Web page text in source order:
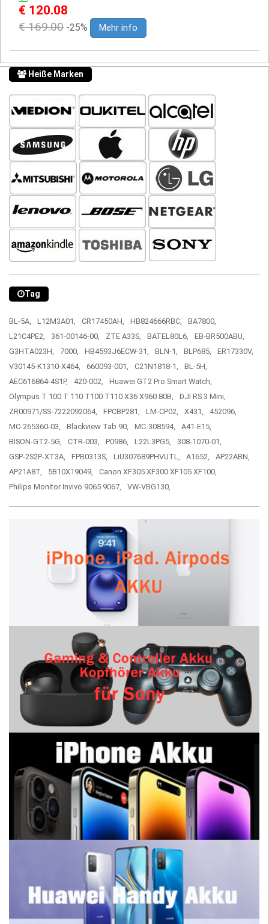
€ 120.08
€ 169.00 -25% Mehr info
Heiße Marken
Tag
BL-5A, L12M3A01, CR17450AH, HB824666RBC,
BA7800,
L21C4PE2,
361-00146-00, ZTE A33S, BATEL80L6,
EB-BR500ABU,
G3HTA023H,
7000, HB4593J6ECW-31, BLN-1, BLP685,
ER17330V,
V30145-K1310-X464,
660093-001, C21N1818-1,
BL-5H,
AEC616864-4S1P,
420-002,
Huawei GT2 Pro Smart Watch,
Olympus T 100 T 110 T100 T110 X36 X960 80B,
DJI RS 3 Mini,
ZR00971/SS-7222092064,
FPCBP281, LM-CP02, X431,
452096,
MC-265360-03,
Blackview Tab 90, MC-308594,
A41-E15,
BISON-GT2-5G,
CTR-003, P0986, L22L3PG5,
308-1070-01,
GSP-2S2P-XT3A,
FPB0313S, LiU307689PHVUTL, A1652,
AP22ABN,
AP21A8T,
5B10X19049,
Canon XF305 XF300 XF105 XF100,
Philips Monitor Invivo 9065 9067,
VW-VBG130,